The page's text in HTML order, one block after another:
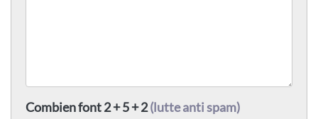
Combien font 2 + 5 + 2(lutte anti spam)